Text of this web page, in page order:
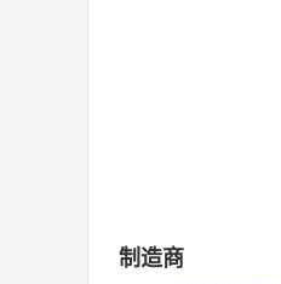
制造商